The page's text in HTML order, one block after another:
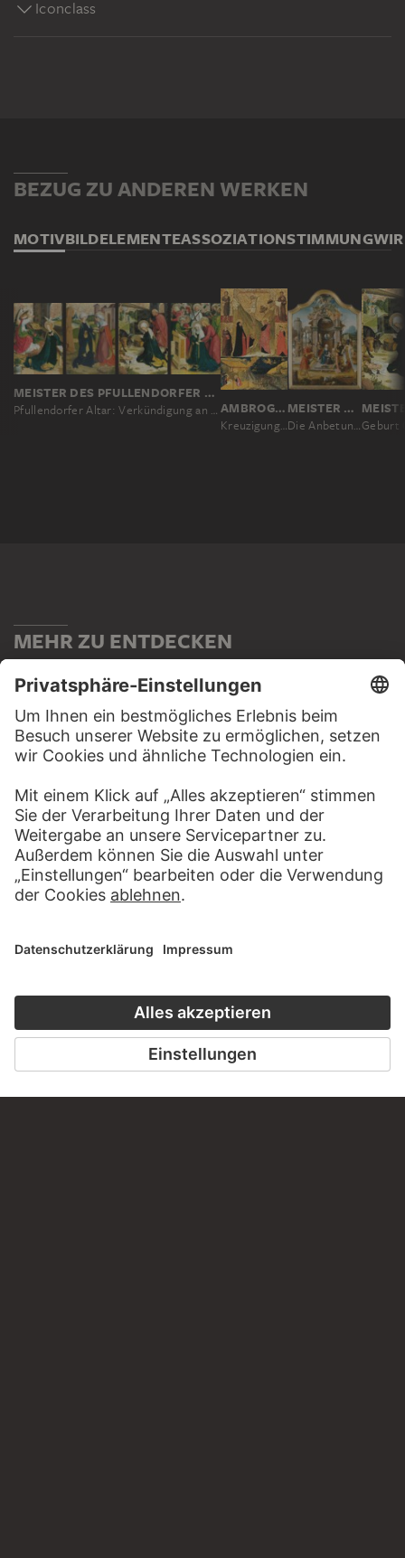
Iconclass
BEZUG ZU ANDEREN WERKEN
MOTIVBILDELEMENTEASSOZIATIONSTIMMUNG
MEISTER DES PFULLENDORFER ALTARS, BARTHOLOMÄUS ZEITBLOM; WERKSTATT ?
Pfullendorfer Altar: Verkündigung an Maria, Heimsuchung, Geburt Christi, Marientod AMBROGIO LORENZETTI
Kreuzigung und Geburt Christi mit Heiligen
MEISTER DER VON GROOTESCHEN ANBETUNG
Die Anbetung der Heiligen Drei Könige
MEHR ZU ENTDECKEN
PODCAST
HÖRERLEBNIS LESETIPP
Haben Sie Anregungen, Fragen oder Informationen zu